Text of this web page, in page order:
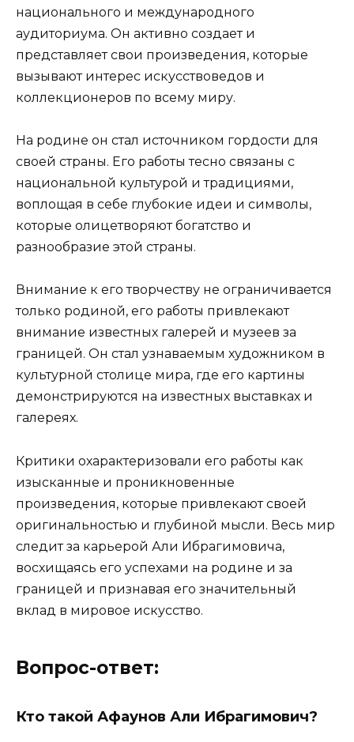
национального и международного
аудиториума. Он активно создает и
представляет свои произведения, которые
вызывают интерес искусствоведов и
коллекционеров по всему миру.
На родине он стал источником гордости для
своей страны. Его работы тесно связаны с
национальной культурой и традициями,
воплощая в себе глубокие идеи и символы,
которые олицетворяют богатство и
разнообразие этой страны.
Внимание к его творчеству не ограничивается
только родиной, его работы привлекают
внимание известных галерей и музеев за
границей. Он стал узнаваемым художником в
культурной столице мира, где его картины
демонстрируются на известных выставках и
галереях.
Критики охарактеризовали его работы как
изысканные и проникновенные
произведения, которые привлекают своей
оригинальностью и глубиной мысли. Весь мир
следит за карьерой Али Ибрагимовича,
восхищаясь его успехами на родине и за
границей и признавая его значительный
вклад в мировое искусство.
Вопрос-ответ:
Кто такой Афаунов Али Ибрагимович?